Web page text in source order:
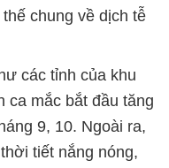
chung về dịch tễ
các tỉnh của khu
ca mắc bắt đầu tăng
9, 10. Ngoài ra,
tiết nắng nóng,